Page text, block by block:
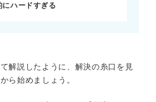
ハードすぎる
解説したように、解決の糸口を見
ら始めましょう。